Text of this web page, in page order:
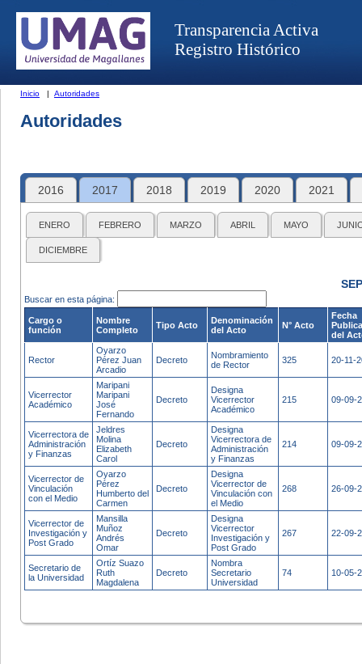
Transparencia Activa
Registro Histórico
Inicio | Autoridades
Autoridades
2016 2017 2018 2019 2020 2021
ENERO FEBRERO MARZO ABRIL MAYO
DICIEMBRE
Buscar en esta página:
Cargo o
función
Nombre
Completo
Tipo Acto
Denominación
del Acto
N° Acto
Fecha
del
Rector
Oyarzo
Pérez Juan
Arcadio
Decreto
Nombramiento
de Rector
325 20-11-
Vicerrector
Académico
Maripani
Maripani
José
Fernando
Decreto
Designa
Vicerrector
Académico
215 09-09-
Vicerrectora de
Administración
y Finanzas
Jeldres
Molina
Elizabeth
Carol
Decreto
Designa
Vicerrectora de
Administración
y Finanzas
214 09-09-
Vicerrector de
Vinculación
con el Medio
Oyarzo
Pérez
Humberto del
Carmen
Decreto
Designa
Vicerrector de
Vinculación con
el Medio
268 26-09-
Vicerrector de
Investigación y
Post Grado
Mansilla
Muñoz
Andrés
Omar
Decreto
Designa
Vicerrector
Investigación y
Post Grado
267 22-09-
Secretario de
la Universidad
Ortíz Suazo
Ruth
Magdalena
Decreto
Nombra
Secretario
Universidad
74 10-05-